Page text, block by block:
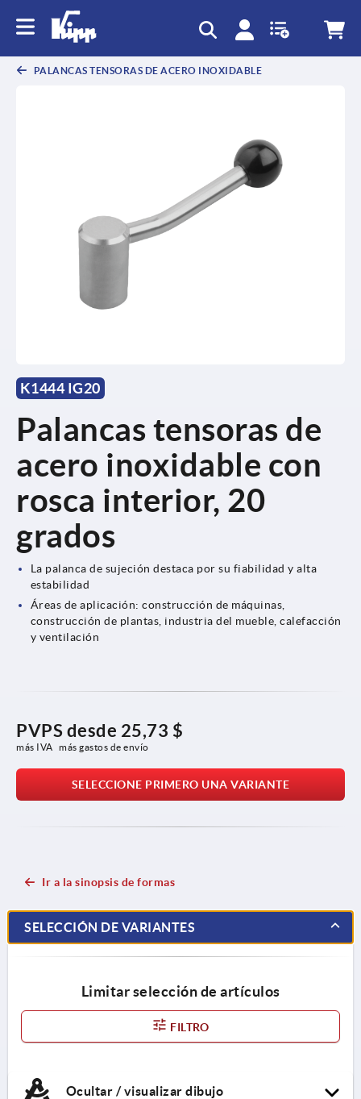
PALANCAS TENSORAS DE ACERO INOXIDABLE
K1444 IG20
Palancas tensoras de
acero inoxidable con
rosca interior, 20
grados
La palanca de sujeción destaca por su fiabilidad y alta
estabilidad
Áreas de aplicación: construcción de máquinas,
construcción de plantas, industria del mueble, calefacción
y ventilación
PVPS desde 25,73 $
más IVA más gastos de envío
SELECCIONE PRIMERO UNA VARIANTE
Ir a la sinopsis de formas
SELECCIÓN DE VARIANTES
Limitar selección de artículos
FILTRO
Ocultar / visualizar dibujo